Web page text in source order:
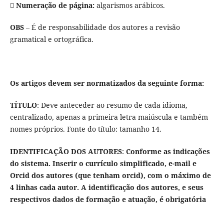
 Numeração de página:algarismos arábicos.
OBS– É de responsabilidade dos autores a revisão
gramatical e ortográfica.
Os artigos devem ser normatizados da seguinte forma:
TÍTULO: Deve anteceder ao resumo de cada idioma,
centralizado, apenas a primeira letra maiúscula e também
nomes próprios. Fonte do título: tamanho 14.
IDENTIFICAÇÃO DOS AUTORES: Conforme as indicações
do sistema. Inserir o currículo simplificado, e-mail e
Orcid dos autores (que tenham orcid), com o máximo de
4 linhas cada autor. A identificação dos autores, e seus
respectivos dados de formação e atuação, é obrigatória